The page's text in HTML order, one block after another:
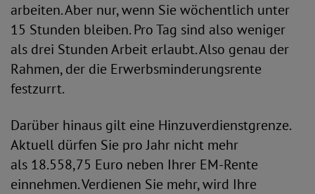
arbeiten. Aber nur, wenn Sie wöchentlich unter
15 Stunden bleiben. Pro Tag sind also weniger
als drei Stunden Arbeit erlaubt. Also genau der
Rahmen, der die Erwerbsminderungsrente
festzurrt.
Darüber hinaus gilt eine Hinzuverdienstgrenze.
Aktuell dürfen Sie pro Jahr nicht mehr
als 18.558,75 Euro neben Ihrer EM-Rente
einnehmen. Verdienen Sie mehr, wird Ihre